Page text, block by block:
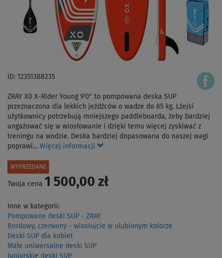
ID: 12351388235
ZRAY X0 X-Rider Young 9'0" to pompowana deska SUP
przeznaczona dla lekkich jeźdźców o wadze do 85 kg. Lżejsi
użytkownicy potrzebują mniejszego paddleboarda, żeby bardziej
angażować się w wiosłowanie i dzięki temu więcej zyskiwać z
treningu na wodzie. Deska bardziej dopasowana do naszej wagi
poprawi… Więcej informacji
WYPRZEDANE
Twoja cena 1 500,00 zł
Inne w kategorii:
Pompowane deski SUP - ZRAY
Bordowy, czerwony - wiosłujcie w ulubionym kolorze
Deski SUP dla kobiet
Małe uniwersalne deski SUP
Juniorskie deski SUP